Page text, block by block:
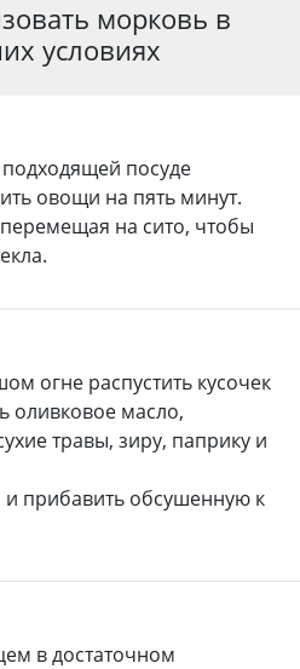
морковь в
условиях
посуде
овощи на пять минут.
на сито, чтобы
огне распустить кусочек
оливковое масло,
травы, зиру, паприку и
прибавить обсушенную к
в достаточном